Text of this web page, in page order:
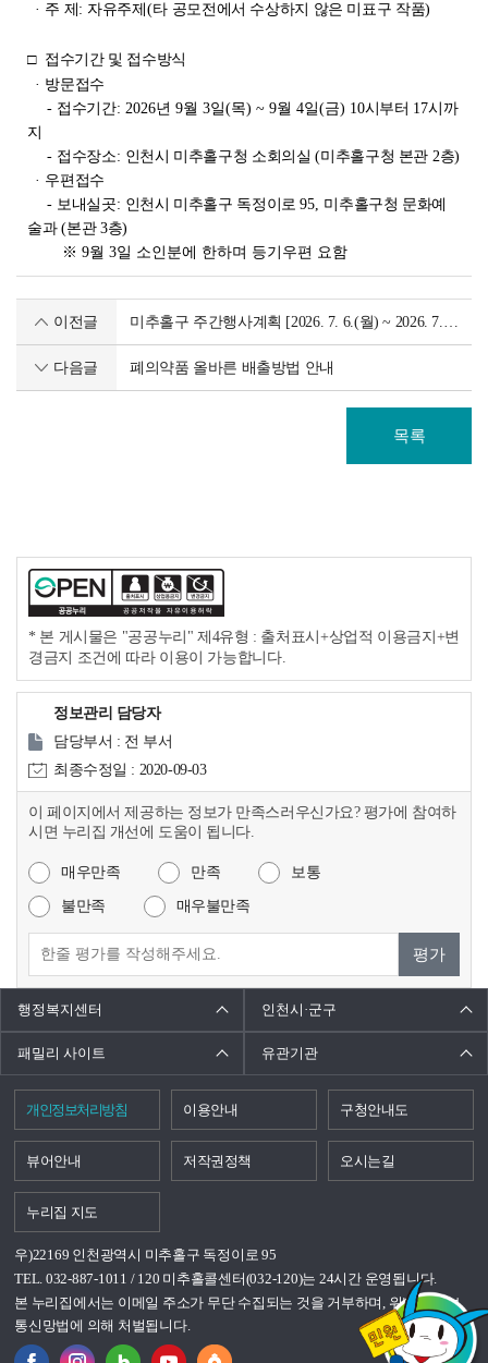
· 주 제 : 자유주제 (타 공모전에서 수상하지 않은 미표구 작품)
□ 접수기간 및 접수방식
· 방문접수
- 접수기간: 2026년 9월 3일(목) ~ 9월 4일(금) 10시부터 17시까
지
- 접수장소: 인천시 미추홀구청 소회의실 (미추홀구청 본관 2층)
· 우편접수
- 보내실곳: 인천시 미추홀구 독정이로95, 미추홀구청 문화예
술과 (본관 3층)
※ 9월 3일 소인분에 한하며 등기우편 요함
이전글 미추홀구 주간행사계획 [2026. 7. 6.(월) ~ 2026. 7. 12.(일)]
다음글 폐의약품 올바른 배출방법 안내
목록
* 본 게시물은 "공공누리" 제4유형 : 출처표시+상업적 이용금지+변
경금지 조건에 따라 이용이 가능합니다.
정보관리 담당자
담당부서 : 전 부서
최종수정일 : 2020-09-03
이 페이지에서 제공하는 정보가 만족스러우신가요? 평가에 참여하
시면 누리집 개선에 도움이 됩니다.
매우만족 만족 보통
불만족 매우불만족
평가
행정복지센터 인천시·군구
패밀리 사이트 유관기관
개인정보처리방침 이용안내 구청안내도
뷰어안내 저작권정책 오시는길
누리집 지도
우)22169 인천광역시 미추홀구 독정이로 95
TEL. 032-887-1011 / 120 미추홀콜센터(032-120)는 24시간 운영됩니다.
본 누리집에서는 이메일 주소가 무단 수집되는 것을 거부하며, 위반시 정보
통신망법에 의해 처벌됩니다.